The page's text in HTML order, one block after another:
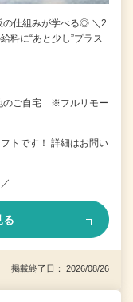
の仕組みが学べる◎ ＼2
料に“あと少し”プラス
のご自宅 ※フルリモー
トです！ 詳細はお問い
る
掲載終了日： 2026/08/26